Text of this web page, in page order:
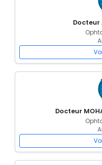
Docteur
Docteur